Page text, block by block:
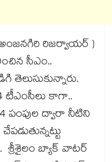
రిజర్వాయర్ )
సీఎం..
తెలుసుకున్నారు.
కాగా..
4 పంపుల ద్వారా నీటిని
శ్రీశైలం బ్యాక్​ వాటర్​